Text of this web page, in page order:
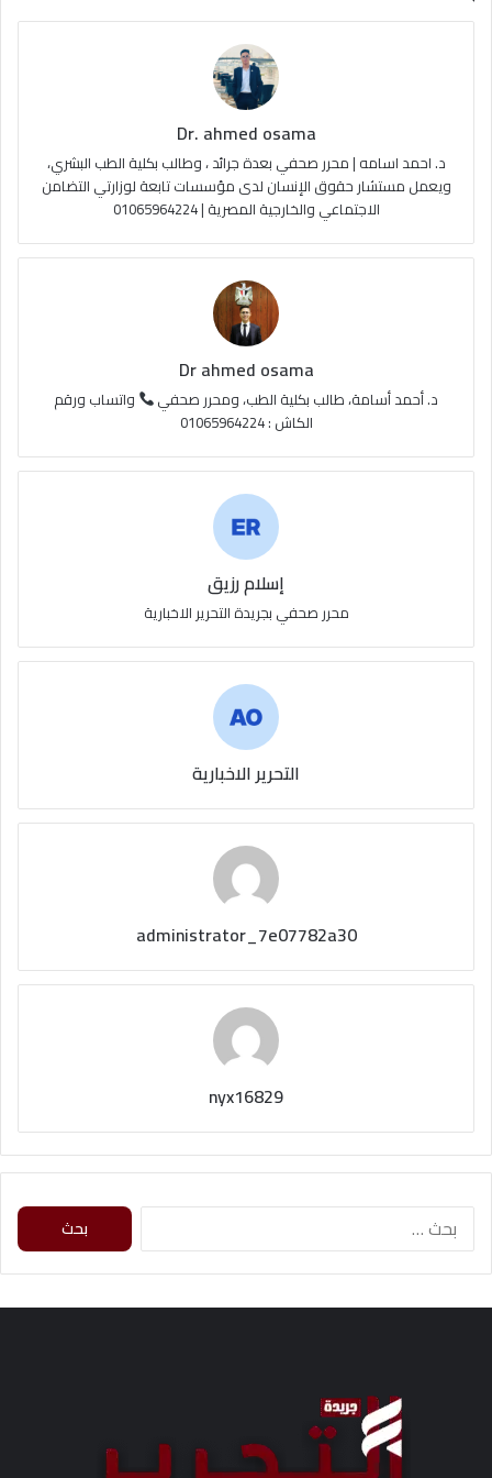
e
ا
م
ا
ل
م
و
ق
ع
R
S
S
Dr. ahmed osama
د. احمد اسامه | محرر صحفي بعدة جرائد ، وطالب بكلية الطب البشري،
ويعمل مستشار حقوق الإنسان لدى مؤسسات تابعة لوزارتي التضامن
الاجتماعي والخارجية المصرية | 01065964224
Dr ahmed osama
د. أحمد أسامة، طالب بكلية الطب، ومحرر صحفي
واتساب ورقم
الكاش : 01065964224
إسلام رزيق
محرر صحفي بجريدة التحرير الاخبارية
التحرير الاخبارية
administrator_7e07782a30
nyx16829
ث